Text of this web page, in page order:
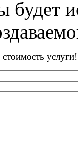
будет
услуги!